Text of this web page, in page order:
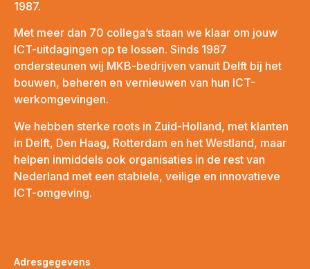
1987.
Met meer dan 70 collega’s staan we klaar om jouw
ICT-uitdagingen op te lossen. Sinds 1987
ondersteunen wij MKB-bedrijven vanuit Delft bij het
bouwen, beheren en vernieuwen van hun ICT-
werkomgevingen.
We hebben sterke roots in Zuid-Holland, met klanten
in Delft, Den Haag, Rotterdam en het Westland, maar
helpen inmiddels ook organisaties in de rest van
Nederland met een stabiele, veilige en innovatieve
ICT-omgeving.
Adresgegevens